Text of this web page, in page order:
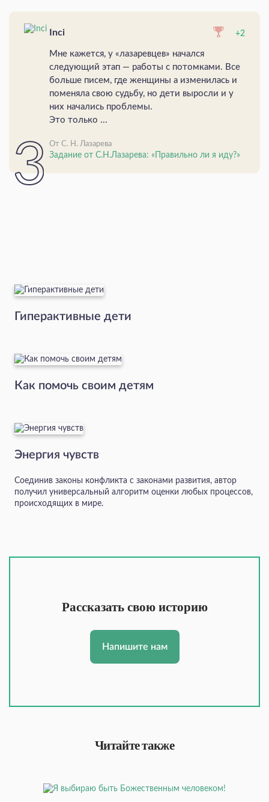
Inci +2
Мне кажется, у «лазаревцев» начался
следующий этап — работы с потомками. Все
больше писем, где женщины а изменилась и
поменяла свою судьбу, но дети выросли и у
них начались проблемы.
Это только ...
От С. Н. Лазарева
Задание от С.Н.Лазарева: «Правильно ли я иду?»
Гиперактивные дети
Как помочь своим детям
Энергия чувств
Соединив законы конфликта с законами развития, автор
получил универсальный алгоритм оценки любых процессов,
происходящих в мире.
Рассказать свою историю
Напишите нам
Читайте также